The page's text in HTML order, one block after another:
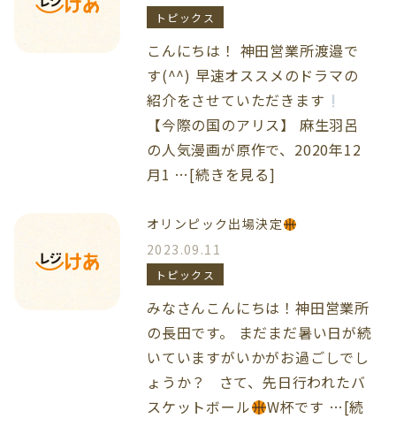
トピックス
こんにちは！ 神田営業所渡邉で
す(^^) 早速オススメのドラマの
紹介をさせていただきます
【今際の国のアリス】 麻生羽呂
の人気漫画が原作で、2020年12
月1 …[続きを見る]
オリンピック出場決定
2023.09.11
トピックス
みなさんこんにちは！神田営業所
の長田です。 まだまだ暑い日が続
いていますがいかがお過ごしでし
ょうか？ さて、先日行われたバ
スケットボール
W杯です …[続